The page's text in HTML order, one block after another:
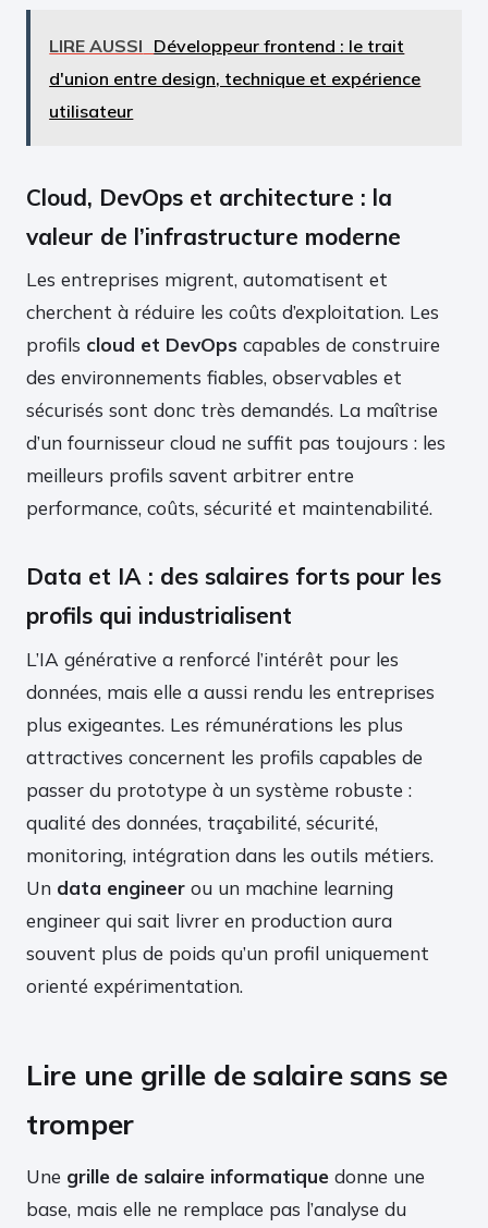
LIRE AUSSI Développeur frontend : le trait
d'union entre design, technique et expérience
utilisateur
Cloud, DevOps et architecture : la
valeur de l’infrastructure moderne
Les entreprises migrent, automatisent et
cherchent à réduire les coûts d’exploitation. Les
profils cloud et DevOps capables de construire
des environnements fiables, observables et
sécurisés sont donc très demandés. La maîtrise
d’un fournisseur cloud ne suffit pas toujours : les
meilleurs profils savent arbitrer entre
performance, coûts, sécurité et maintenabilité.
Data et IA : des salaires forts pour les
profils qui industrialisent
L’IA générative a renforcé l’intérêt pour les
données, mais elle a aussi rendu les entreprises
plus exigeantes. Les rémunérations les plus
attractives concernent les profils capables de
passer du prototype à un système robuste :
qualité des données, traçabilité, sécurité,
monitoring, intégration dans les outils métiers.
Un data engineer ou un machine learning
engineer qui sait livrer en production aura
souvent plus de poids qu’un profil uniquement
orienté expérimentation.
Lire une grille de salaire sans se
tromper
Une grille de salaire informatique donne une
base, mais elle ne remplace pas l’analyse du